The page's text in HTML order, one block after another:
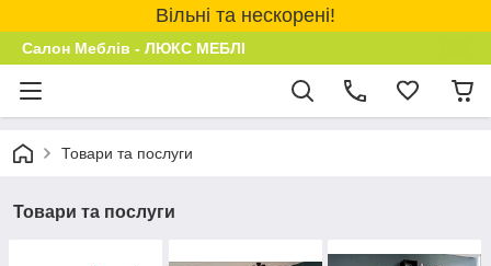
Вільні та нескорені!
Салон Меблів - ЛЮКС МЕБЛІ
Товари та послуги
Товари та послуги